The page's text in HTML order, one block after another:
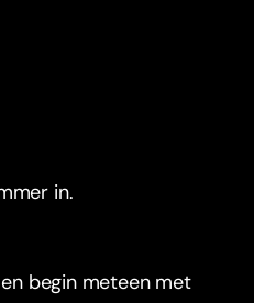
in.
begin meteen met